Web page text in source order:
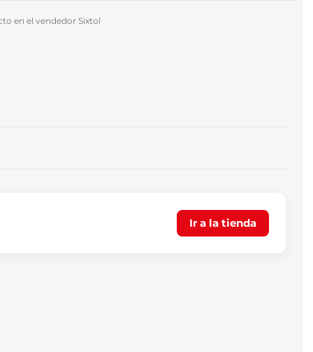
en el vendedor Sixtol
Ir a la tienda